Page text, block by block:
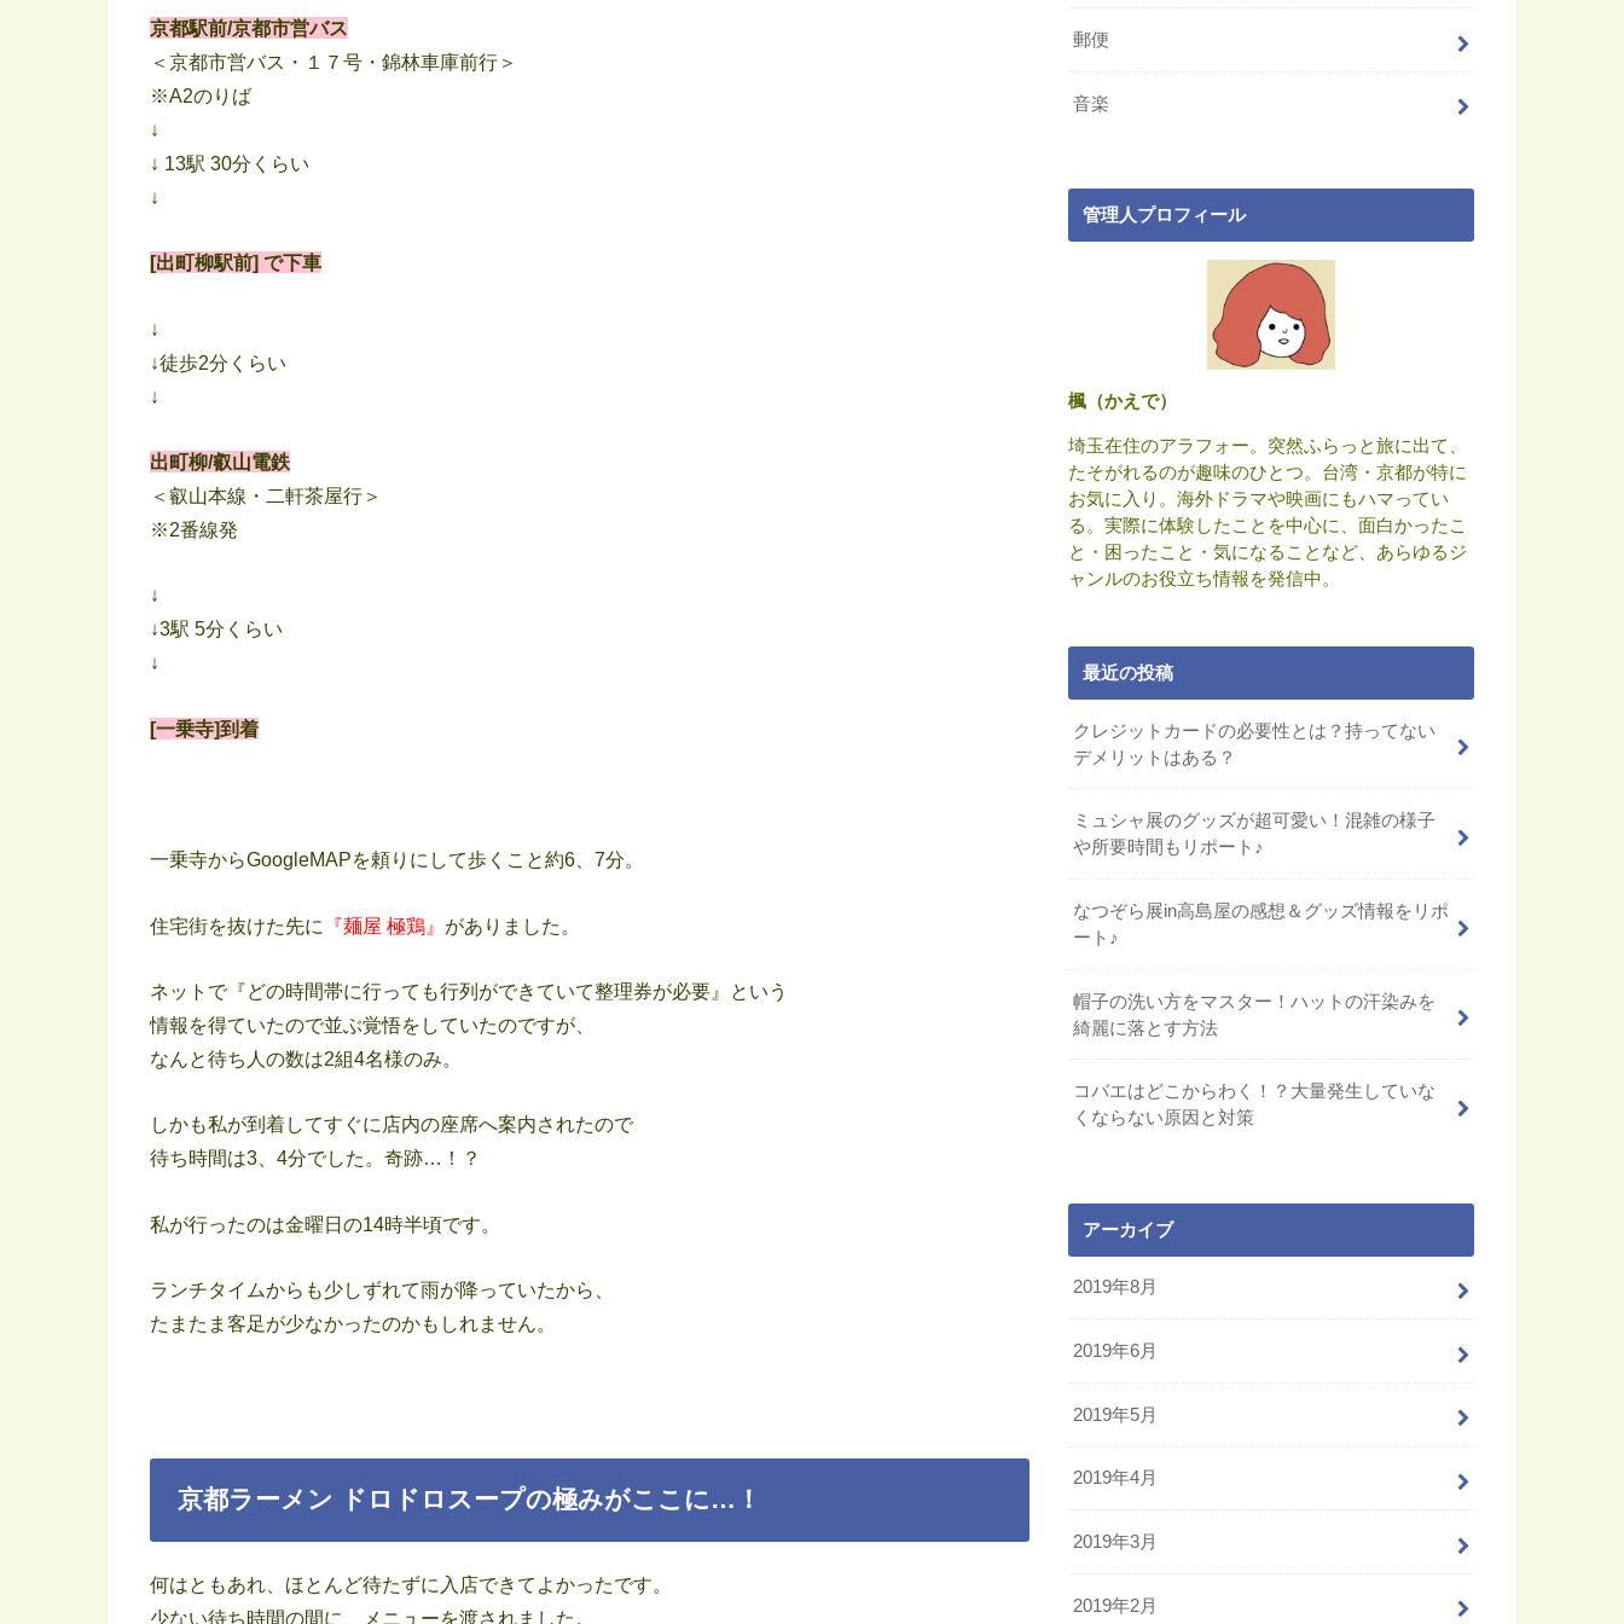
京都駅前/京都市営バス
＜京都市営バス・１７号・錦林車庫前行＞
※A2のりば
↓
↓ 13駅 30分くらい
↓
[出町柳駅前] で下車
↓
↓徒歩2分くらい
↓
出町柳/叡山電鉄
＜叡山本線・二軒茶屋行＞
※2番線発
↓
↓3駅 5分くらい
↓
[一乗寺]到着
一乗寺からGoogleMAPを頼りにして歩くこと約6、7分。
住宅街を抜けた先に 『麺屋 極鶏』 がありました。
ネットで『どの時間帯に行っても行列ができていて整理券が必要』という
情報を得ていたので並ぶ覚悟をしていたのですが、
なんと待ち人の数は2組4名様のみ。
しかも私が到着してすぐに店内の座席へ案内されたので
待ち時間は3、4分でした。奇跡…！？
私が行ったのは金曜日の14時半頃です。
ランチタイムからも少しずれて雨が降っていたから、
たまたま客足が少なかったのかもしれません。
京都ラーメン ドロドロスープの極みがここに…！
何はともあれ、ほとんど待たずに入店できてよかったです。
少ない待ち時間の間に、メニューを渡されました。
郵便
音楽
管理人プロフィール
楓（かえで）
埼玉在住のアラフォー。突然ふらっと旅に出て、
たそがれるのが趣味のひとつ。台湾・京都が特に
お気に入り。海外ドラマや映画にもハマってい
る。実際に体験したことを中心に、面白かったこ
と・困ったこと・気になることなど、あらゆるジ
ャンルのお役立ち情報を発信中。
最近の投稿
クレジットカードの必要性とは？持ってない
デメリットはある？
ミュシャ展のグッズが超可愛い！混雑の様子
や所要時間もリポート♪
なつぞら展in高島屋の感想＆グッズ情報をリポ
ート♪
帽子の洗い方をマスター！ハットの汗染みを
綺麗に落とす方法
コバエはどこからわく！？大量発生していな
くならない原因と対策
アーカイブ
2019年8月
2019年6月
2019年5月
2019年4月
2019年3月
2019年2月